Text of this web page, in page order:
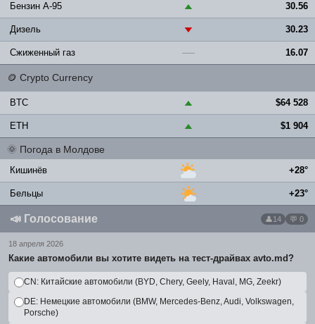
Бензин A-95 ▲ 30.56
Дизель ▼ 30.23
Сжиженный газ — 16.07
🪙 Crypto Currency
BTC ▲ $64 528
ETH ▲ $1 904
🌞 Погода в Молдове
Кишинёв +28°
Бельцы +23°
📣 Голосование 14 💬 0
18 апреля 2026
Какие автомобили вы хотите видеть на тест-драйвах avto.md?
CN: Китайские автомобили (BYD, Chery, Geely, Haval, MG, Zeekr)
DE: Немецкие автомобили (BMW, Mercedes-Benz, Audi, Volkswagen,
Porsche)